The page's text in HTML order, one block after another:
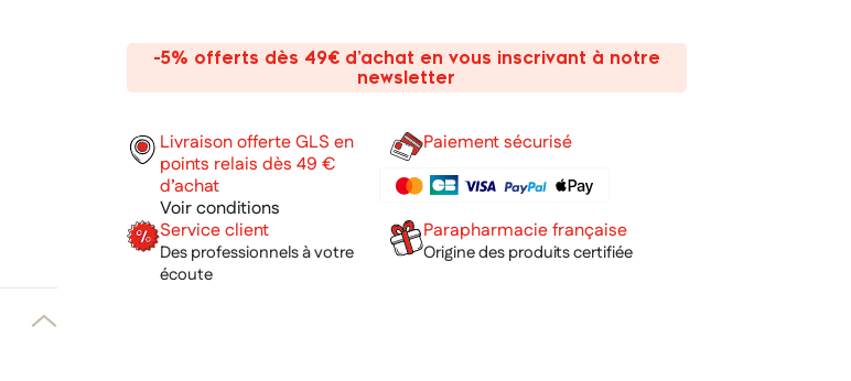
-5% offerts dès 49€ d’achat en vous inscrivant à notre
newsletter
Livraison offerte GLS en
points relais dès 49 €
d’achat
Voir conditions
Paiement sécurisé
Service client
Des professionnels à votre
écoute
Parapharmacie française
Origine des produits certifiée